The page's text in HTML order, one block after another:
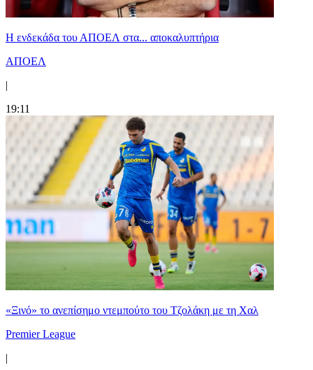
Η ενδεκάδα του ΑΠΟΕΛ στα... αποκαλυπτήρια
ΑΠΟΕΛ
|
19:11
«Ξινό» το ανεπίσημο ντεμπούτο του Τζολάκη με τη Χαλ
Premier League
|